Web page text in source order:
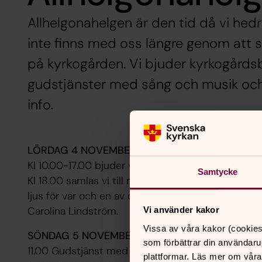
Samtycke
Vi använder kakor
Vissa av våra kakor
som förbättrar din
plattformar. Läs mer om
Allhelgonahelgen är den tid då vi
inte finns med oss längre genom att
på kyrkogården. Vi bjuder
gudstjänster med sång och musik
info.
LÖRDAG 4 NOVEMBER
Kl 10.00-17.00 bjuder vi alla som besöker
Kl 18.00 samlas vi till minnesgudstjänst över de
ljus för var och en av dem. Det är en
Carolina Lindström.
SÖNDAG 5 NOVEMBER
Sönd efter alla helgons
11.00 Gudstjänst med Kyrkokören